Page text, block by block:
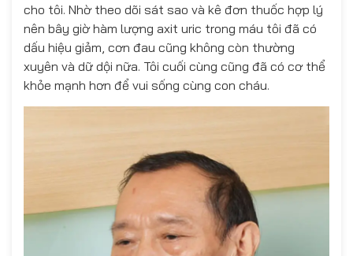
cho tôi. Nhờ theo dõi sát sao và kê đơn thuốc hợp lý
nên bây giờ hàm lượng axit uric trong máu tôi đã có
dấu hiệu giảm, cơn đau cũng không còn thường
xuyên và dữ dội nữa. Tôi cuối cùng cũng đã có cơ thể
khỏe mạnh hơn để vui sống cùng con cháu.